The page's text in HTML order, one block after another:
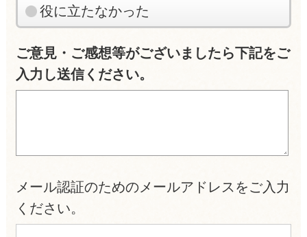
役に立たなかった
ご意見・ご感想等がございましたら下記をご
入力し送信ください。
メール認証のためのメールアドレスをご入力
ください。